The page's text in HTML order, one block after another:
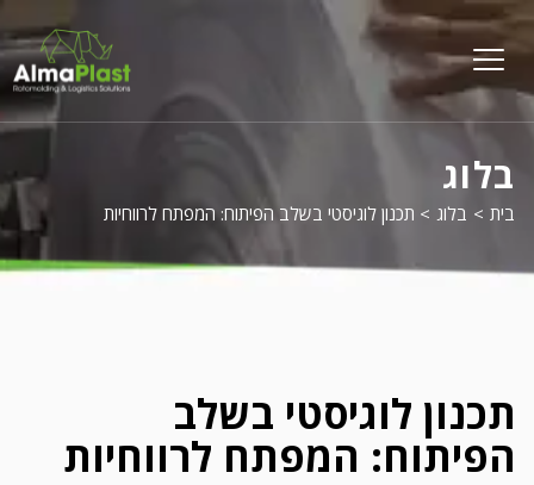
menu
opener
בלוג
בית > בלוג > תכנון לוגיסטי בשלב הפיתוח: המפתח לרווחיות
תכנון לוגיסטי בשלב
הפיתוח: המפתח לרווחיות